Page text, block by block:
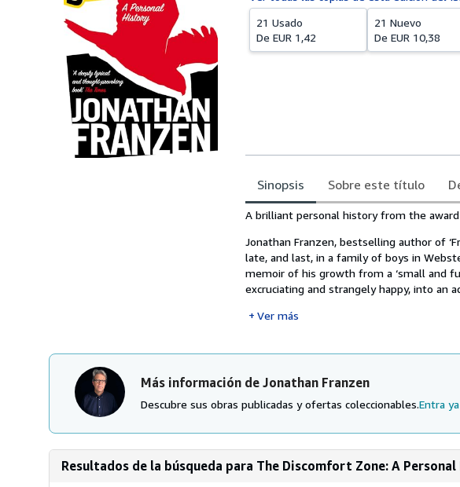
21 Usado
De EUR 1,42
21 Nuevo
De EUR 10,38
Sinopsis Sobre este título
Sinopsis
A brilliant personal history from the
Jonathan Franzen, bestselling author of
late, and last, in a family of boys in
memoir of his growth from a ‘small and
excruciating and strangely happy, into an
Ver más
Más información de Jonathan Franzen
Descubre sus obras publicadas y ofertas coleccionables.Entra
Resultados de la búsqueda para The Discomfort Zone: A